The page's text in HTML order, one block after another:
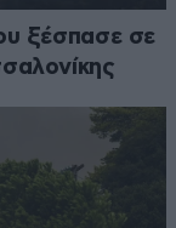
ξέσπασε σε